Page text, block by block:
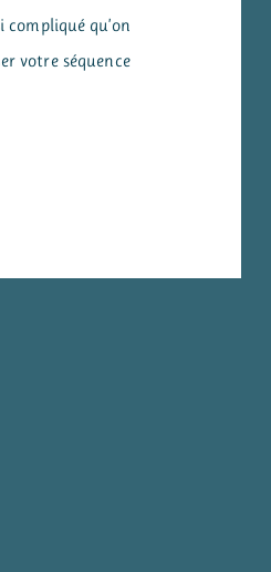
compliqué qu’on
votre séquence